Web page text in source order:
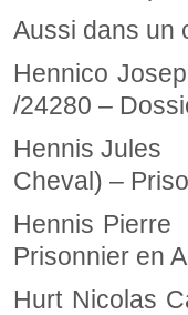
Aussi dans un
Hennico
/24280 –
Hennis
Cheval) –
Hennis
Prisonnier en
Hurt Nicolas